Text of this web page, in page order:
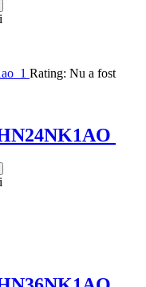
Rating: Nu a fost